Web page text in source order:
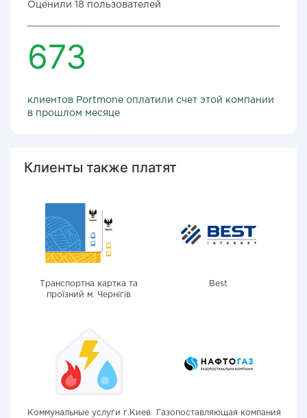
Оценили 18 пользователей
673
клиентов Portmone оплатили счет этой компании
в прошлом месяце
Клиенты также платят
Транспортна картка та
проїзний м. Чернігів
Best
Коммунальные услуги г.Киев Газопоставляющая компания